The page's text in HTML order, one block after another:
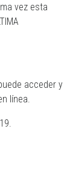
vez esta
acceder y
línea.